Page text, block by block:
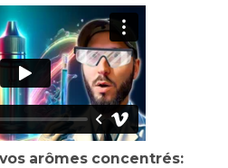
arômes concentrés: